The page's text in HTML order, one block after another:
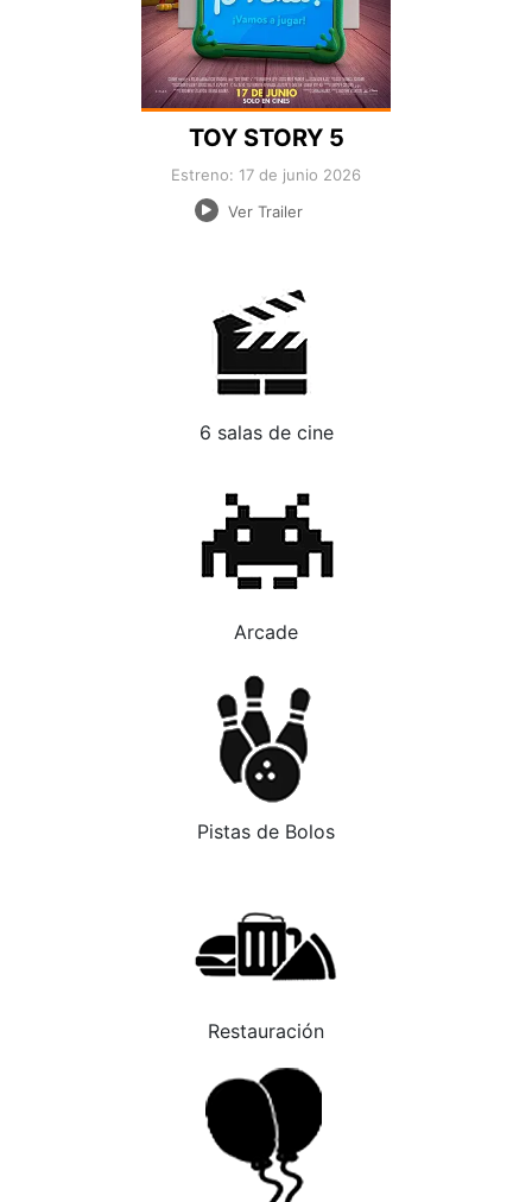
TOY STORY 5
Estreno: 17 de junio 2026
Ver Trailer
6 salas de cine
Arcade
Pistas de Bolos
Restauración